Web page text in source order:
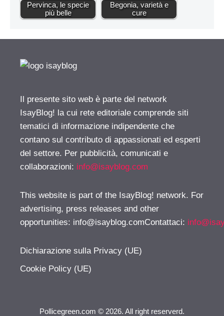
Pervinca, le specie
più belle
Begonia, varietà e
cure
Il presente sito web è parte del network
IsayBlog! la cui rete editoriale comprende siti
tematici di informazione indipendente che
contano sul contributo di appassionati ed esperti
del settore. Per pubblicità, comunicati e
collaborazioni: info@isayblog.com
This website is part of the IsayBlog! network. For
advertising, press releases and other
opportunities: info@isayblog.comContattaci:
Dichiarazione sulla Privacy (UE)
Cookie Policy (UE)
Pollicegreen.com © 2026. All right reserverd.